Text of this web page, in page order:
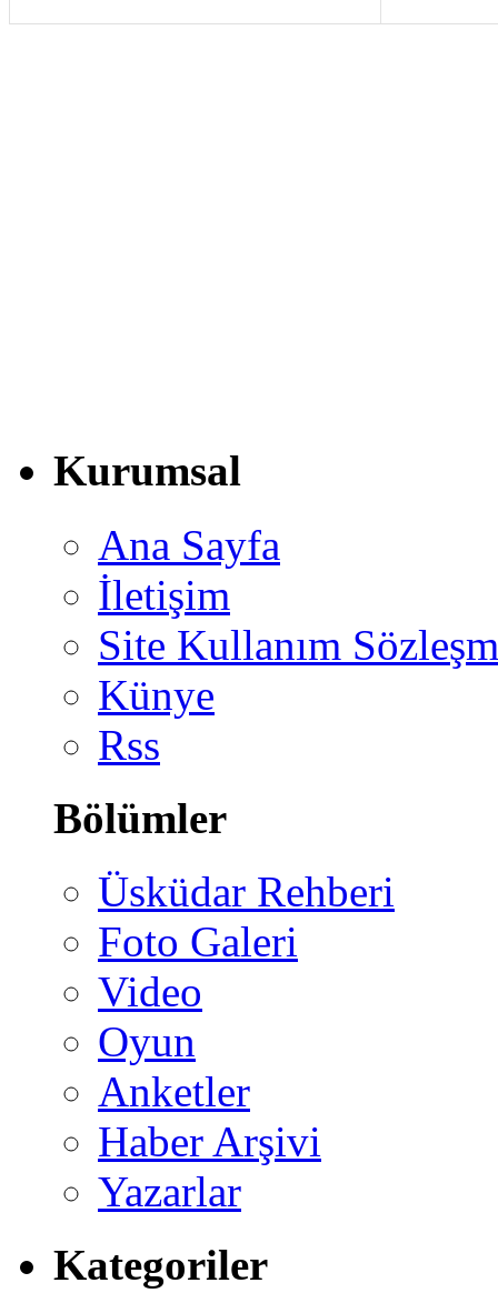
Kurumsal
Ana Sayfa
İletişim
Site Kullanım
Künye
Rss
Bölümler
Üsküdar Rehberi
Foto Galeri
Video
Oyun
Anketler
Haber Arşivi
Yazarlar
Kategoriler